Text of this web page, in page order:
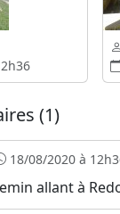
(1)
18/08/2020 à
allant à